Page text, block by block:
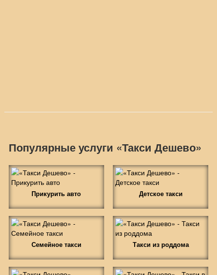
Популярные услуги «Такси Дешево»
Прикурить авто Детское такси
Семейное такси Такси из роддома